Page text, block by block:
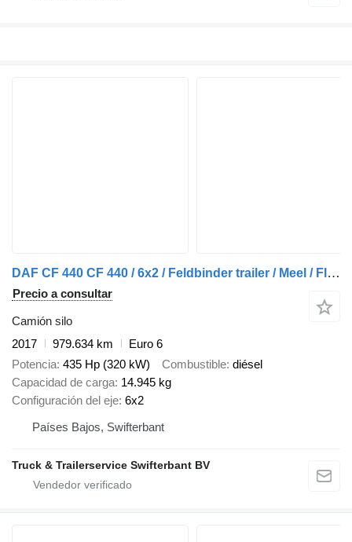
DAF CF 440 CF 440 / 6x2 / Feldbinder trailer / Meel / Flour
Precio a consultar
Camión silo
2017
979.634 km
Euro 6
Potencia 435 Hp (320 kW) Combustible diésel
Capacidad de carga 14.945 kg
Configuración del eje 6x2
Países Bajos, Swifterbant
Truck & Trailerservice Swifterbant BV